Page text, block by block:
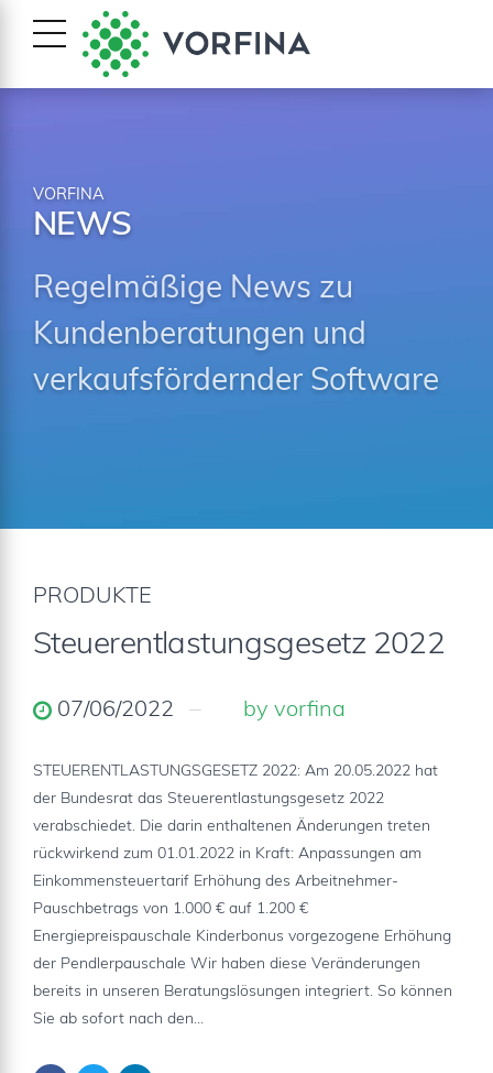
VORFINA
NEWS
Regelmäßige News zu
Kundenberatungen und
verkaufsfördernder Software
PRODUKTE
Steuerentlastungsgesetz 2022
07/06/2022 by vorfina
STEUERENTLASTUNGSGESETZ 2022: Am 20.05.2022 hat
der Bundesrat das Steuerentlastungsgesetz 2022
verabschiedet. Die darin enthaltenen Änderungen treten
rückwirkend zum 01.01.2022 in Kraft: Anpassungen am
Einkommensteuertarif Erhöhung des Arbeitnehmer-
Pauschbetrags von 1.000 € auf 1.200 €
Energiepreispauschale Kinderbonus vorgezogene Erhöhung
der Pendlerpauschale Wir haben diese Veränderungen
bereits in unseren Beratungslösungen integriert. So können
Sie ab sofort nach den...